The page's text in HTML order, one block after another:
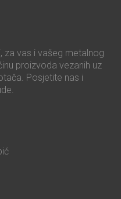
za vas i vašeg metalnog
proizvoda vezanih uz
Posjetite nas i